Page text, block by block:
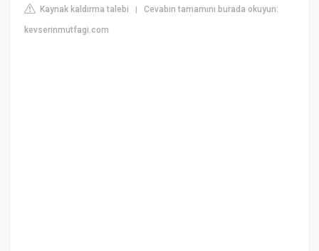
Kaynak kaldırma talebi |Cevabın tamamını burada okuyun:
kevserinmutfagi.com